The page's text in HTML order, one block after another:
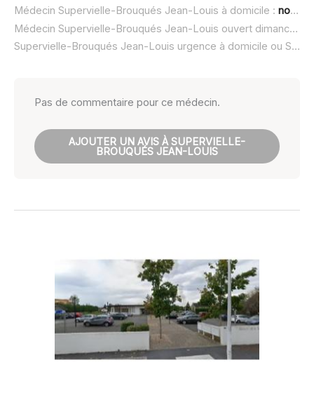
Médecin Supervielle-Brouqués Jean-Louis à domicile : non renseigné
Médecin Supervielle-Brouqués Jean-Louis ouvert dimanche :
Supervielle-Brouqués Jean-Louis urgence à domicile ou SOS médecin :
Pas de commentaire pour ce médecin.
AJOUTER UN AVIS À SUPERVIELLE-
BROUQUÉS JEAN-LOUIS